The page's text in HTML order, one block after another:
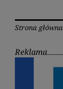
Strona główna
Reklama